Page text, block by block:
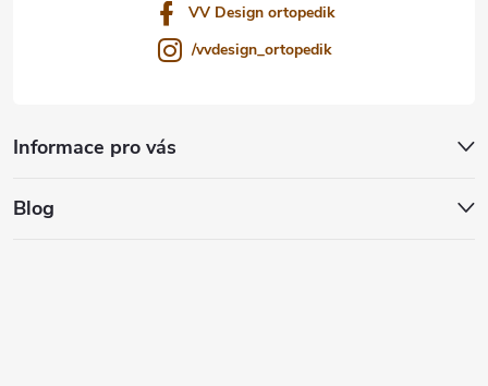
VV Design ortopedik
/vvdesign_ortopedik
Informace pro vás
Blog